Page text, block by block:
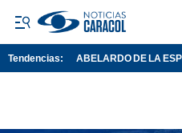
Tendencias: ABELARDO DE LA